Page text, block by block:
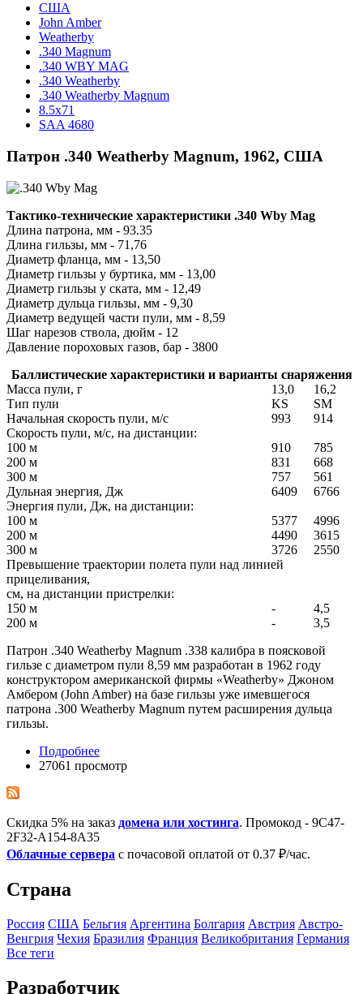
США
John Amber
Weatherby
.340 Magnum
.340 WBY MAG
.340 Weatherby
.340 Weatherby Magnum
8.5x71
SAA 4680
Патрон .340 Weatherby Magnum, 1962, США
Тактико-технические характеристики .340 Wby Mag
Длина патрона, мм - 93.35
Длина гильзы, мм - 71,76
Диаметр фланца, мм - 13,50
Диаметр гильзы у буртика, мм - 13,00
Диаметр гильзы у ската, мм - 12,49
Диаметр дульца гильзы, мм - 9,30
Диаметр ведущей части пули, мм - 8,59
Шаг нарезов ствола, дюйм - 12
Давление пороховых газов, бар - 3800
Баллистические характеристики и варианты снаряжения
Масса пули, г
13,0
16,2
Тип пули
KS
SM
Начальная скорость пули, м/с
993
914
Скорость пули, м/с, на дистанции:
100 м
910
785
200 м
831
668
300 м
757
561
Дульная энергия, Дж
6409
6766
Энергия пули, Дж, на дистанции:
100 м
5377
4996
200 м
4490
3615
300 м
3726
2550
Превышение траектории полета пули над линией
прицеливания,
см, на дистанции пристрелки:
150 м
-
4,5
200 м
-
3,5
Патрон .340 Weatherby Magnum .338 калибра в поясковой
гильзе с диаметром пули 8,59 мм разработан в 1962 году
конструктором американской фирмы «Weatherby» Джоном
Амбером (John Amber) на базе гильзы уже имевшегося
патрона .300 Weatherby Magnum путем расширения дульца
гильзы.
Подробнее
27061 просмотр
Скидка 5% на заказ домена или хостинга. Промокод - 9C47-
2F32-A154-8A35
Облачные сервера с почасовой оплатой от 0.37 ₽/час.
Страна
Росcия США Бельгия Аргентина Болгария Австрия Австро-
Венгрия Чехия Бразилия Франция Великобритания Германия
Все теги
Разработчик